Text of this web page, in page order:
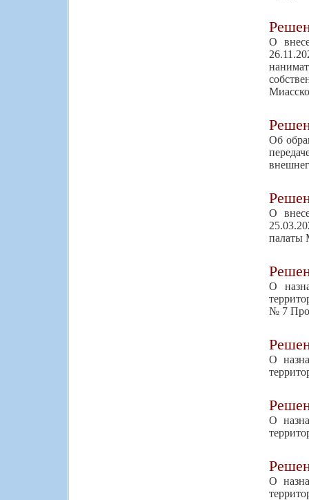
О
Об
О
палаты
О
№ 7
О
О
О